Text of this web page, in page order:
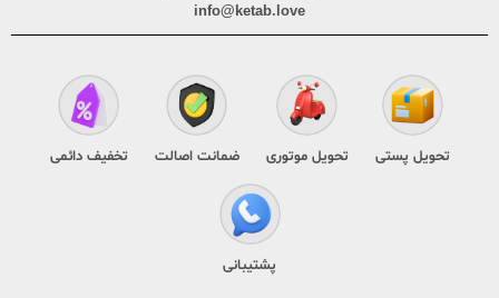
info@ketab.love
تحویل پستی تحویل موتوری ضمانت اصالت تخفیف دائمی
پشتیبانی